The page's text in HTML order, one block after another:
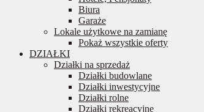
Biura
Garaże
Lokale użytkowe na zamianę
Pokaż wszystkie oferty
DZIAŁKI
Działki na sprzedaż
Działki budowlane
Działki inwestycyjne
Działki rolne
Działki rekreacyjne